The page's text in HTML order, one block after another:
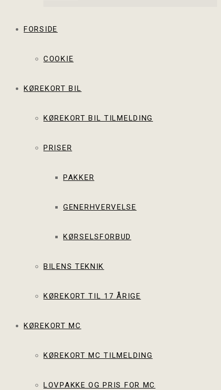
FORSIDE
COOKIE
KØREKORT BIL
KØREKORT BIL TILMELDING
PRISER
PAKKER
GENERHVERVELSE
KØRSELSFORBUD
BILENS TEKNIK
KØREKORT TIL 17 ÅRIGE
KØREKORT MC
KØREKORT MC TILMELDING
LOVPAKKE OG PRIS FOR MC